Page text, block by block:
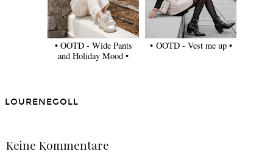
• OOTD - Wide Pants
and Holiday Mood •
• OOTD - Vest me up •
LOURENEGOLL
Keine Kommentare